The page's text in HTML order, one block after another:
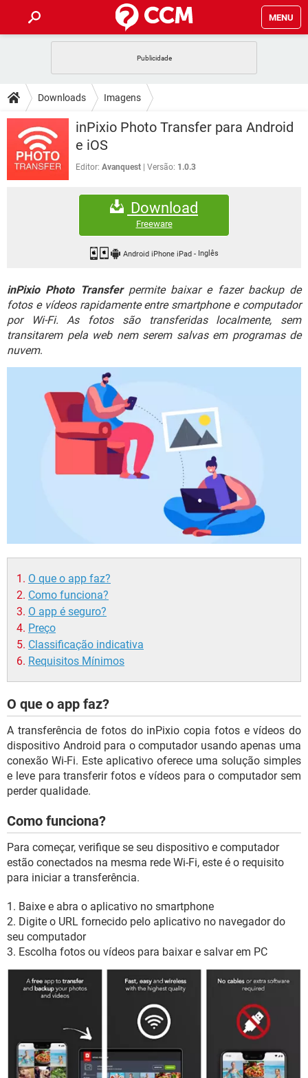
MENU
CELULAR
OUTLOOK EXCEL
INSTAGRAM
GUIA DE COMPRAS
DICAS
JOGOS
CELULAR
OUTLOOK
DOWNLOADS
JOGOS
CELULAR FACEBOOK
EXCEL
GMAIL
FÓRUM
FACEBOOK
EXCEL
GMAIL
WHATSAPP
INSTAGRAM GMAIL
GUIA DE COMPRAS
Downloads Imagens
inPixio Photo Transfer para Android
e iOS
Editor: Avanquest Versão: 1.0.3
Download
Freeware
Android iPhone iPad - Inglês
inPixio Photo Transferpermite baixar e fazer backup de
fotos e vídeos rapidamente entre smartphone e computador
por Wi-Fi. As fotos são transferidas localmente, sem
transitarem pela web nem serem salvas em programas de
nuvem.
O que o app faz?
Como funciona?
O app é seguro?
Preço
Classificação indicativa
Requisitos Mínimos
O que o app faz?
A transferência de fotos do inPixio copia fotos e vídeos do
dispositivo Android para o computador usando apenas uma
conexão Wi-Fi. Este aplicativo oferece uma solução simples
e leve para transferir fotos e vídeos para o computador sem
perder qualidade.
Como funciona?
Para começar, verifique se seu dispositivo e computador
estão conectados na mesma rede Wi-Fi, este é o requisito
para iniciar a transferência.
1. Baixe e abra o aplicativo no smartphone
2. Digite o URL fornecido pelo aplicativo no navegador do
seu computador
3. Escolha fotos ou vídeos para baixar e salvar em PC